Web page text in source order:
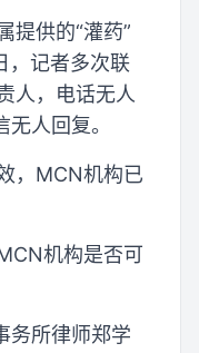
提供的“灌药”
，记者多次联
人，电话无人
人回复。
，MCN机构已
机构是否可
务所律师郑学